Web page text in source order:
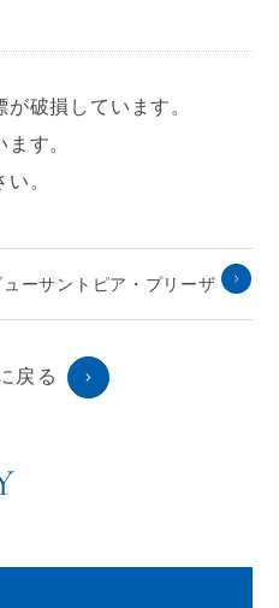
破損しています。
す。
。
ーサントピア・プリーザ
戻る